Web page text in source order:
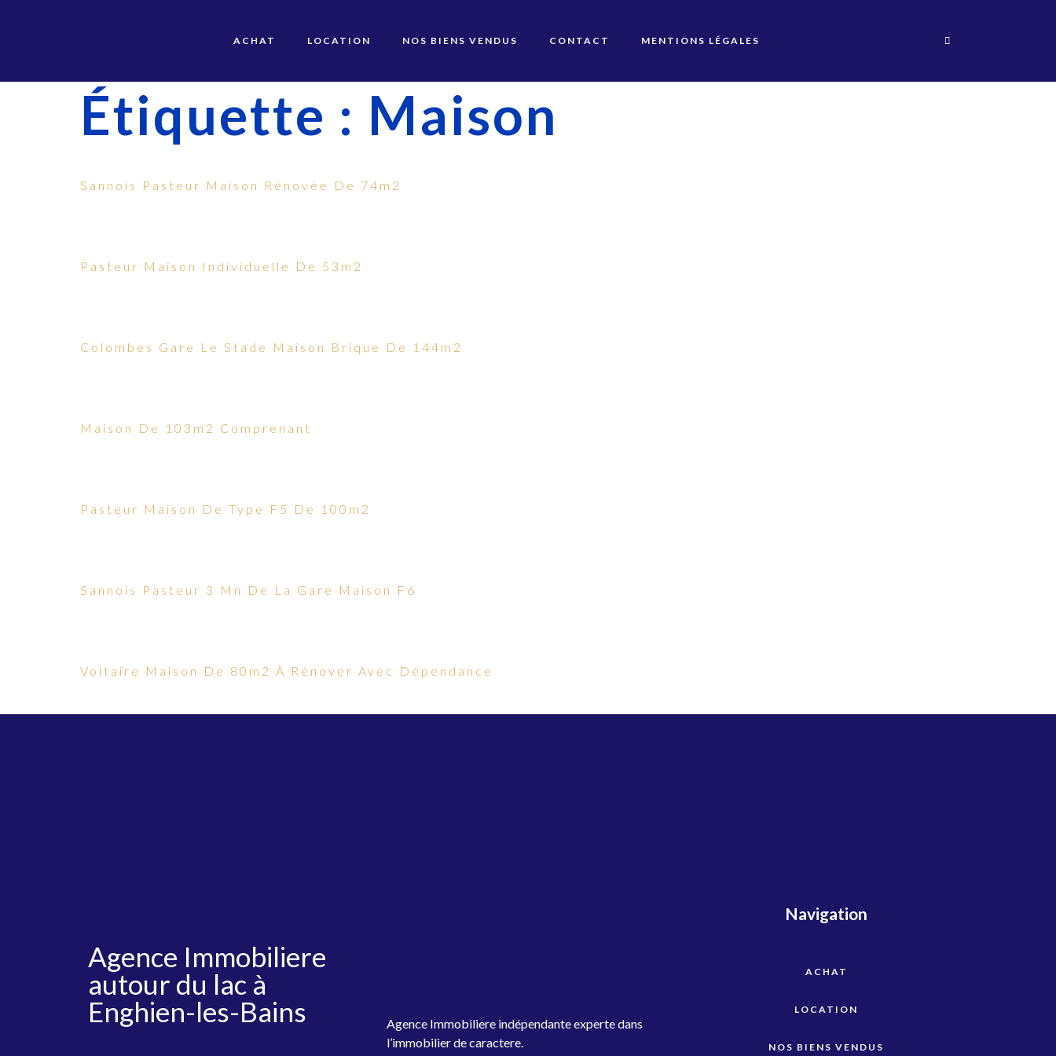
ACHAT LOCATION NOS BIENS VENDUS CONTACT MENTIONS LÉGALES
Étiquette : Maison
Sannois Pasteur Maison Rénovée De 74m2
Pasteur Maison Individuelle De 53m2
Colombes Gare Le Stade Maison Brique De 144m2
Maison De 103m2 Comprenant
Pasteur Maison De Type F5 De 100m2
Sannois Pasteur 3 Mn De La Gare Maison F6
Voltaire Maison De 80m2 À Rénover Avec Dépendance
Agence Immobiliere
autour du lac à
Enghien-les-Bains
Agence Immobiliere indépendante experte dans
l’immobilier de caractere.
Navigation
ACHAT
LOCATION
NOS BIENS VENDUS